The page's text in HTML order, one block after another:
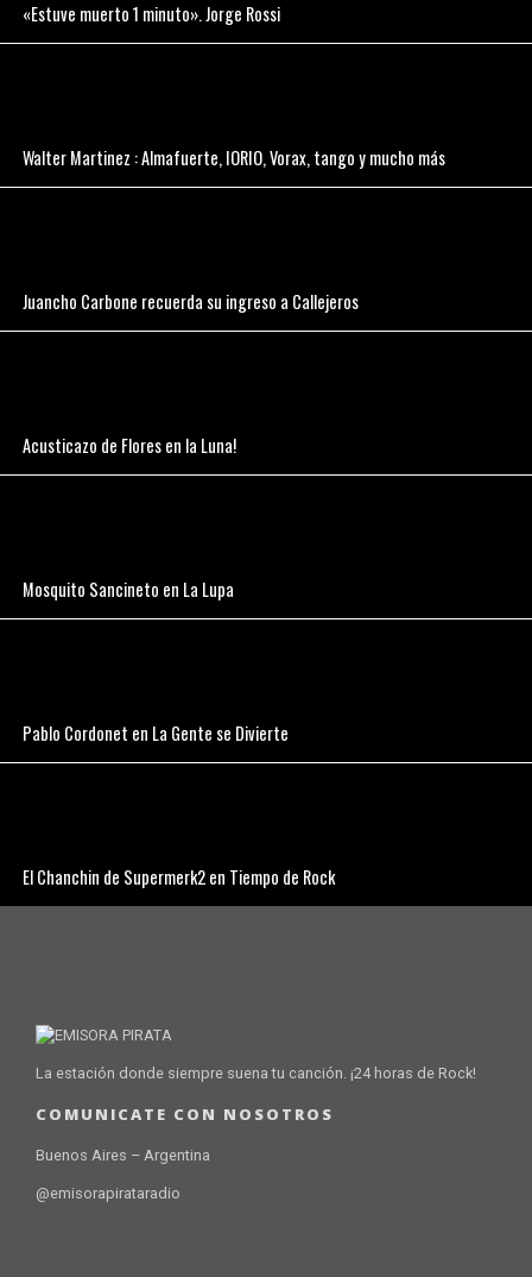
«Estuve muerto 1 minuto». Jorge Rossi
Walter Martinez : Almafuerte, IORIO, Vorax, tango y mucho más
Juancho Carbone recuerda su ingreso a Callejeros
Acusticazo de Flores en la Luna!
Mosquito Sancineto en La Lupa
Pablo Cordonet en La Gente se Divierte
El Chanchin de Supermerk2 en Tiempo de Rock
La estación donde siempre suena tu canción. ¡24 horas de Rock!
COMUNICATE CON NOSOTROS
Buenos Aires – Argentina
@emisorapirataradio